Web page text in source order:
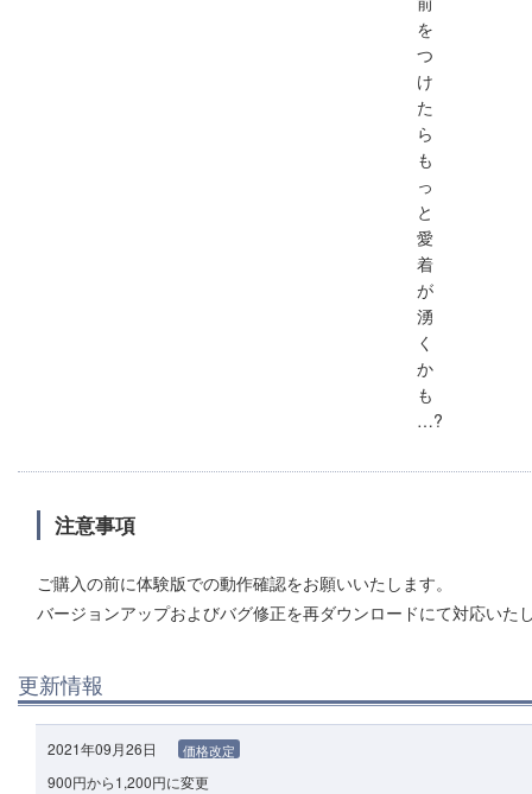
を
つ
け
た
ら
も
っ
と
愛
着
が
湧
く
か
も
…?
注意事項
ご購入の前に体験版での動作確認をお願いいたします。
バージョンアップおよびバグ修正を再ダウンロードにて対応いた
更新情報
2021年09月26日 価格改定
900円から1,200円に変更